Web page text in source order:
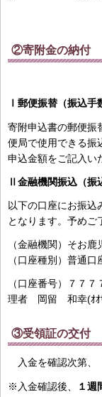
②寄附金の納付
Ⅰ郵便振替（振込手
寄附申込書の郵便振
便局で使用できる振
申込金額をご記入い
Ⅱ金融機関振込（振
以下の口座にお振込
となります。予めご
（金融機関）そお
（口座種別
（口座番号）
理者 岡留 和幸(ｵｵｻ
③受領証の交付
入金を確認次第、
※入金確認後、 １週